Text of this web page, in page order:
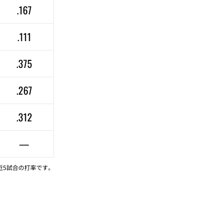
.167
.111
.375
.267
.312
—
試合の打率です。